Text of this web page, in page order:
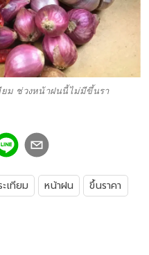
ยม ช่วงหน้าฝนนี้ไม่มีขึ้นรา
ะเทียม หน้าฝน
ขึ้นราคา